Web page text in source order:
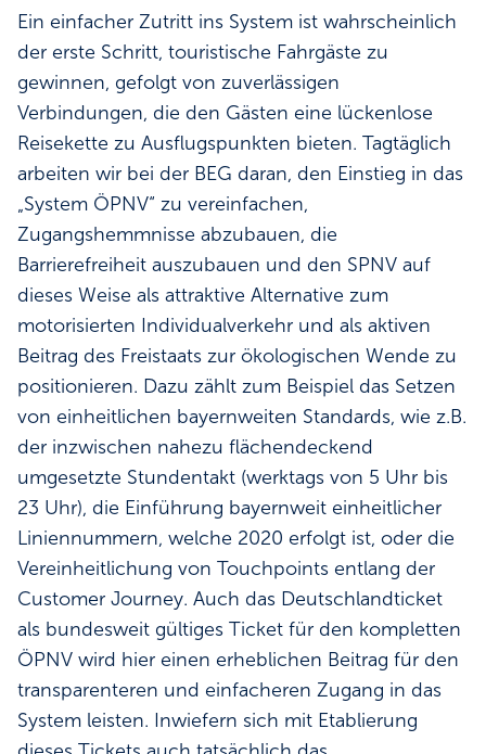
Ein einfacher Zutritt ins System ist wahrscheinlich
der erste Schritt, touristische Fahrgäste zu
gewinnen, gefolgt von zuverlässigen
Verbindungen, die den Gästen eine lückenlose
Reisekette zu Ausflugspunkten bieten. Tagtäglich
arbeiten wir bei der BEG daran, den Einstieg in das
„System ÖPNV“ zu vereinfachen,
Zugangshemmnisse abzubauen, die
Barrierefreiheit auszubauen und den SPNV auf
dieses Weise als attraktive Alternative zum
motorisierten Individualverkehr und als aktiven
Beitrag des Freistaats zur ökologischen Wende zu
positionieren. Dazu zählt zum Beispiel das Setzen
von einheitlichen bayernweiten Standards, wie z.B.
der inzwischen nahezu flächendeckend
umgesetzte Stundentakt (werktags von 5 Uhr bis
23 Uhr), die Einführung bayernweit einheitlicher
Liniennummern, welche 2020 erfolgt ist, oder die
Vereinheitlichung von Touchpoints entlang der
Customer Journey. Auch das Deutschlandticket
als bundesweit gültiges Ticket für den kompletten
ÖPNV wird hier einen erheblichen Beitrag für den
transparenteren und einfacheren Zugang in das
System leisten. Inwiefern sich mit Etablierung